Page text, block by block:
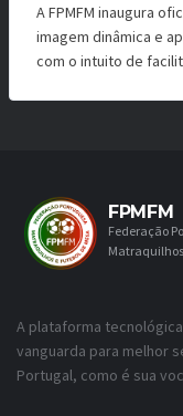
A FPMFM inaugura
imagem dinâmica e
com o intuito de
FPMFM
Federação
A plataforma
vanguarda para melhor
Portugal, como é sua